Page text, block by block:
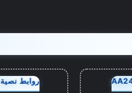
روابط نصية AA49895